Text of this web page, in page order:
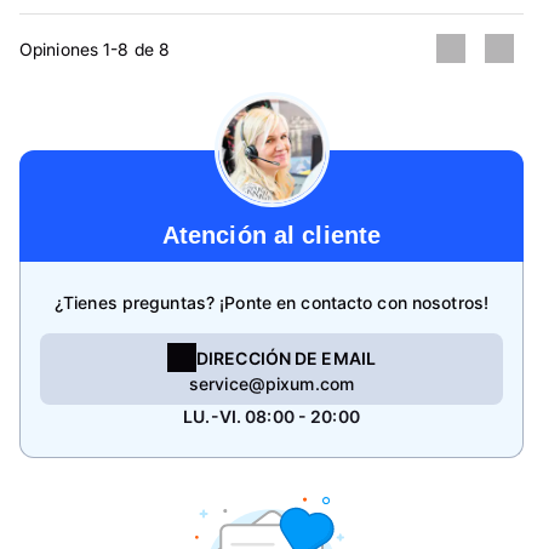
Opiniones 1-8 de 8
Atención al cliente
¿Tienes preguntas? ¡Ponte en contacto con nosotros!
DIRECCIÓN DE EMAIL
service@pixum.com
LU.-VI. 08:00 - 20:00